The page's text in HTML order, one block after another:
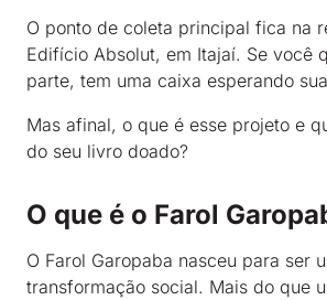
O ponto de coleta principal fica na
Edifício Absolut, em Itajaí. Se você
parte, tem uma caixa esperando
Mas afinal, o que é esse projeto e
do seu livro doado?
O que é o Farol
O Farol Garopaba nasceu para ser
transformação social. Mais do que